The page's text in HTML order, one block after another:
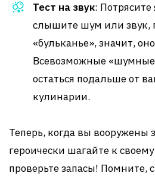
Тест на звук: Потрясите
слышите шум или звук,
«бульканье», значит,
Всевозможные
остаться подальше от
кулинарии.
Теперь, когда вы вооружены
героически шагайте к
проверьте запасы! Помните,